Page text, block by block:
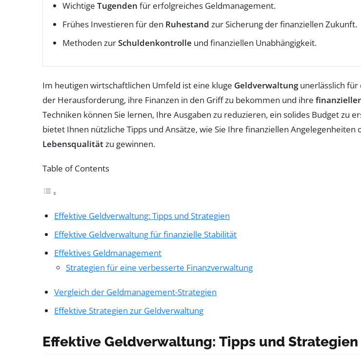
Wichtige Tugenden für erfolgreiches Geldmanagement.
Frühes Investieren für den Ruhestand zur Sicherung der finanziellen Zukunft.
Methoden zurSchuldenkontrolle und finanziellen Unabhängigkeit.
Im heutigen wirtschaftlichen Umfeld ist eine kluge Geldverwaltungunerlässlich für
der Herausforderung, ihre Finanzen in den Griff zu bekommen und ihre
Techniken können Sie lernen, Ihre Ausgaben zu reduzieren, ein solides Budget zu
bietet Ihnen nützliche Tipps und Ansätze, wie Sie Ihre finanziellen
Lebensqualitätzu gewinnen.
Table of Contents
Effektive Geldverwaltung: Tipps und Strategien
Effektive Geldverwaltung für finanzielle Stabilität
Effektives Geldmanagement
Strategien für eine verbesserte Finanzverwaltung
Vergleich der Geldmanagement-Strategien
Effektive Strategien zur Geldverwaltung
Effektive Geldverwaltung: Tipps und Strategien